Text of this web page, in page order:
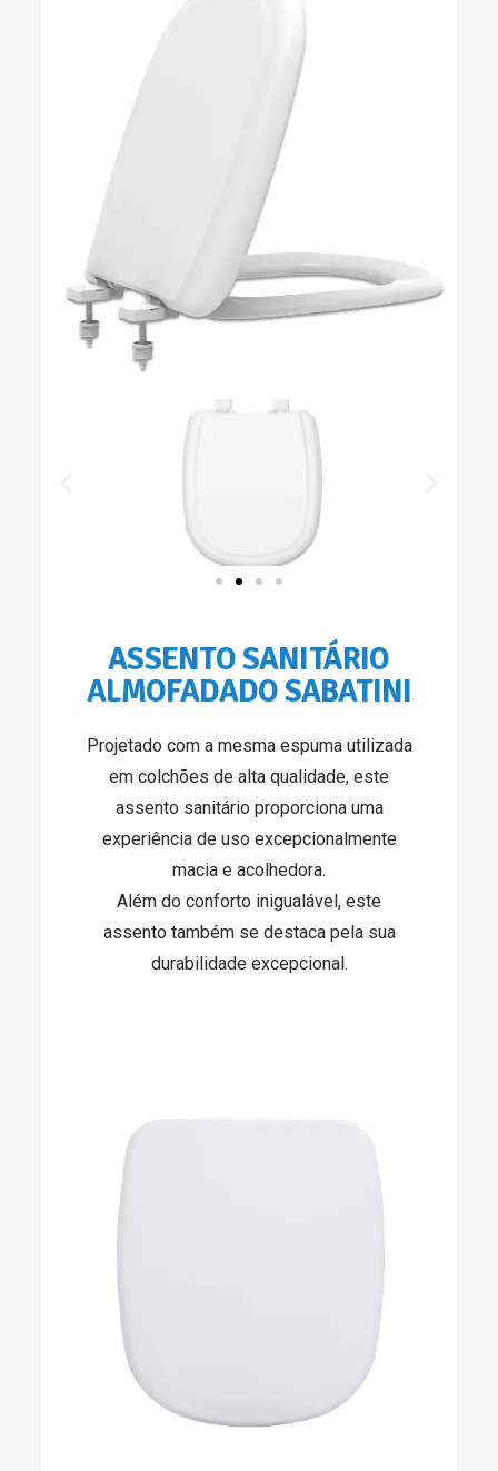
ASSENTO SANITÁRIO
ALMOFADADO SABATINI
Projetado com a mesma espuma utilizada
em colchões de alta qualidade, este
assento sanitário proporciona uma
experiência de uso excepcionalmente
macia e acolhedora.
Além do conforto inigualável, este
assento também se destaca pela sua
durabilidade excepcional.